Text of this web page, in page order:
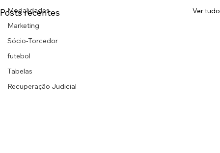
Modalidades
Marketing
Sócio-Torcedor
futebol
Tabelas
Recuperação Judicial
Posts recentes Ver tudo